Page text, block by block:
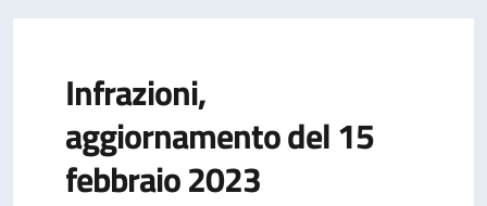
Infrazioni,
aggiornamento del 15
febbraio 2023